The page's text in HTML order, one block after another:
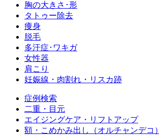
胸の大きさ･形
タトゥー除去
痩身
脱毛
多汗症･ワキガ
女性器
肩こり
妊娠線・肉割れ・リスカ跡
症例検索
二重・目元
エイジングケア・リフトアップ
額・こめかみ出し（オルチャンデコ）